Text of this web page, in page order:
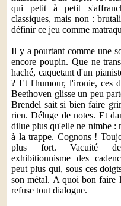
qui petit à petit
classiques, mais non :
définir ce jeu comme
Il y a pourtant comme une
encore poupin. Que ne
haché, caquetant d'un
? Et l'humour, l'ironie, ces
Beethoven glisse un peu
Brendel sait si bien faire
rien. Déluge de notes. Et
dilue plus qu'elle ne nimbe :
à la trappe. Cognons !
plus fort. Vacuité
exhibitionnisme des
peut plus qui, sous ces
son métal. A quoi bon faire
refuse tout dialogue.